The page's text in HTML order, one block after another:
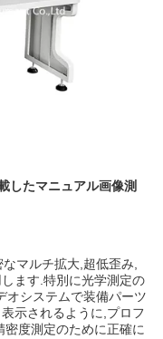
したマニュアル画像測
マルチ拡大,超低歪み,
ます.特別に光学測定の
オシステムで装備パーツ
示されるように,プロフ
密度測定のために正確に